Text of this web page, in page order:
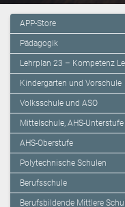
APP-Store
Pädagogik
Lehrplan 23 – Kompetenz
Kindergarten und Vorschule
Volksschule und ASO
Mittelschule, AHS-Unterstufe
AHS-Oberstufe
Polytechnische Schulen
Berufsschule
Berufsbildende Mittlere